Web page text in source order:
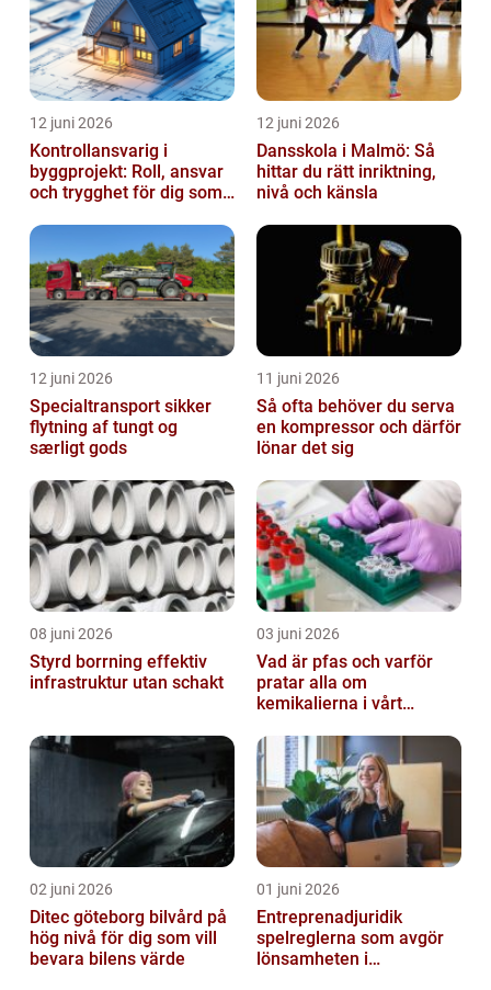
12 juni 2026
Kontrollansvarig i
byggprojekt: Roll, ansvar
och trygghet för dig som
12 juni 2026
Dansskola i Malmö: Så
hittar du rätt inriktning,
nivå och känsla
12 juni 2026
Specialtransport sikker
flytning af tungt og
særligt gods
11 juni 2026
Så ofta behöver du serva
en kompressor och därför
lönar det sig
08 juni 2026
Styrd borrning effektiv
infrastruktur utan schakt
03 juni 2026
Vad är pfas och varför
pratar alla om
kemikalierna i vårt
02 juni 2026
Ditec göteborg bilvård på
hög nivå för dig som vill
bevara bilens värde
01 juni 2026
Entreprenadjuridik
spelreglerna som avgör
lönsamheten i